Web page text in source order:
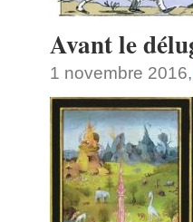
Avant le
1 novembre 2016,